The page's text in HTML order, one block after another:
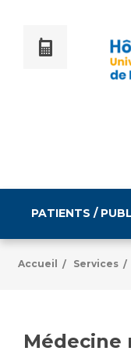
PATIENTS /
Emploi /
Accueil / Services /
Médecine